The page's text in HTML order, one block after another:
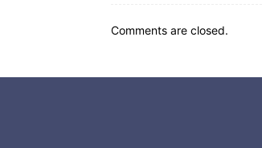
Comments are closed.